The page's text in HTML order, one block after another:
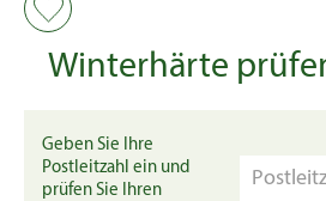
Winterhärte
Geben Sie Ihre
Postleitzahl ein und
prüfen Sie Ihren